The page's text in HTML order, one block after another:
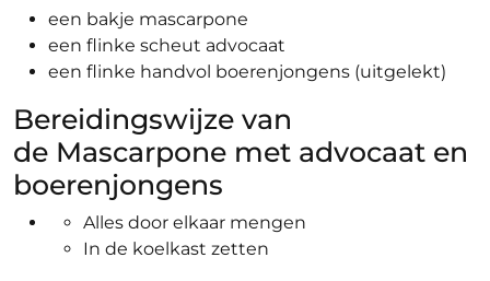
een bakje mascarpone
een flinke scheut advocaat
een flinke handvol boerenjongens (uitgelekt)
Bereidingswijze van
de Mascarpone met advocaat en
boerenjongens
Alles door elkaar mengen
In de koelkast zetten